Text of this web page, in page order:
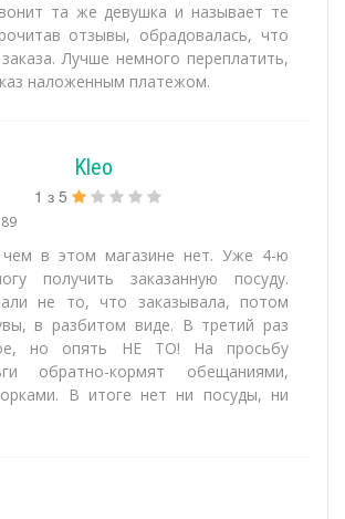
та же девушка и называет те
отзывы, обрадовалась, что
Лучше немного переплатить,
наложенным платежом.
Kleo
1 з 5
чем в этом магазине нет. Уже 4-ю
получить заказанную посуду.
не то, что заказывала, потом
в разбитом виде. В третий раз
но опять НЕ ТО! На просьбу
обратно-кормят обещаниями,
В итоге нет ни посуды, ни